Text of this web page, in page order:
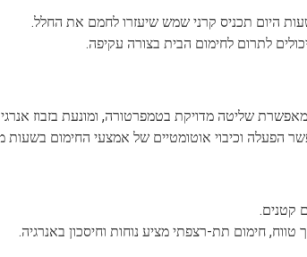
היום תכניס קרני שמש שיעזרו לחמם את החלל.
לתרום לחימום הבית בצורה עקיפה.
שליטה מדויקת בטמפרטורה, ומונעת בזבוז
הפעלה וכיבוי אוטומטיים של אמצעי החימום בשעות
קטנים.
חימום תת-רצפתי מציע נוחות וחיסכון באנרגיה.